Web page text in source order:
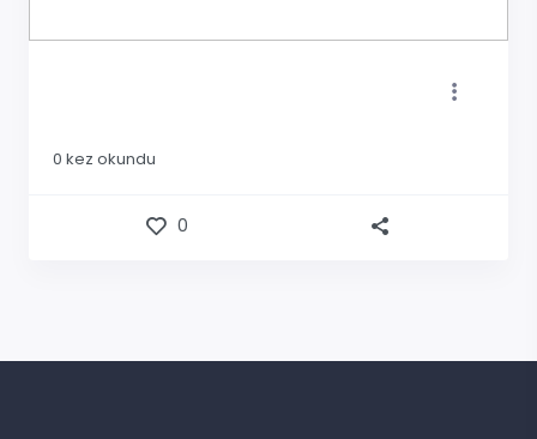
0 kez okundu
0